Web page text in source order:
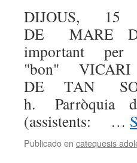
DIJOUS, 15
DE MARE
important per
"bon" VICARI
DE TAN
h. Parròquia
(assistents: …
Publicado en catequesis